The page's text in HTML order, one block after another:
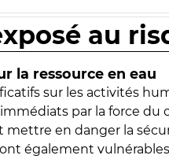
au
la ressource en eau
sur les activités
par la force du
mettre en danger la
également